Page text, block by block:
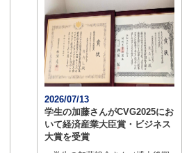
2026/07/13
学生の加藤さんがCVG2025にお
いて経済産業大臣賞・ビジネス
大賞を受賞